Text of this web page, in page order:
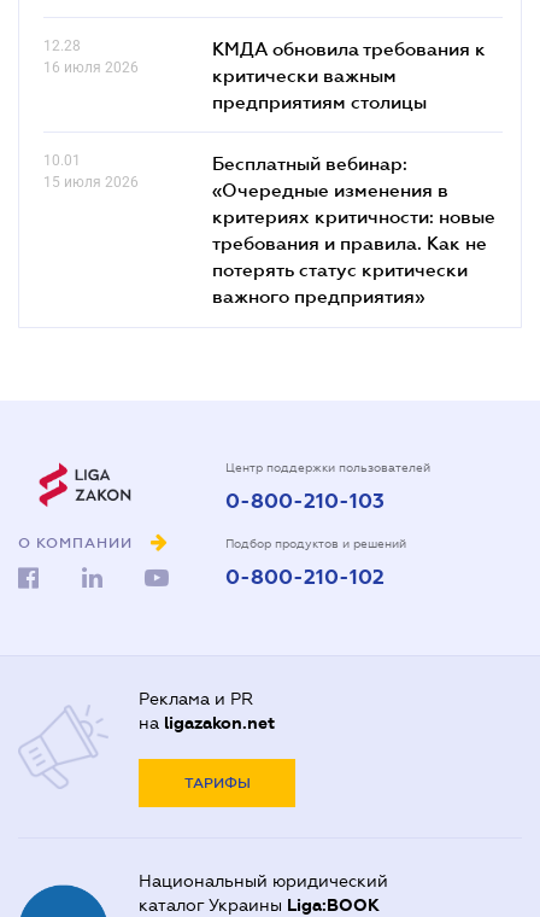
12.28
16 июля 2026
КМДА обновила требования к
критически важным
предприятиям столицы
10.01
15 июля 2026
Бесплатный вебинар:
«Очередные изменения в
критериях критичности: новые
требования и правила. Как не
потерять статус критически
важного предприятия»
О КОМПАНИИ
Центр поддержки пользователей
0-800-210-103
Подбор продуктов и решений
0-800-210-102
Реклама и PR
на ligazakon.net
ТАРИФЫ
Национальный юридический
каталог Украины Liga:BOOK